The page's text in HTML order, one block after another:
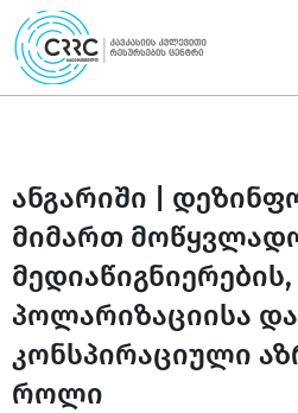
Skip
to
content
ანგარიში |
მიმართ
მედიაწიგნიერების,
პოლარიზაციისა და
კონსპირაციული
როლი